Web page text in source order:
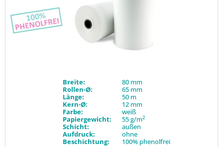
Breite:
80 mm
Rollen-Ø:
65 mm
Länge:
50 m
Kern-Ø:
12 mm
Farbe:
weiß
Papiergewicht:
55 g/m2
Schicht:
außen
Aufdruck:
ohne
Beschichtung:
100% phenolfrei